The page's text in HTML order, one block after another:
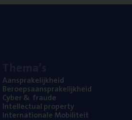
Aan­spra­ke­lijk­heid
Beroeps­aan­spra­ke­lijk­heid
Cyber& fraude
Intel­lec­tu­al property
Inter­na­ti­o­na­le Mobiliteit